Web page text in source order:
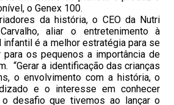
o Genex 100.
da história, o CEO da Nutri
aliar o entretenimento à
infantil é a melhor estratégia para se
os pequenos a importância de
“Gerar a identificação das crianças
o envolvimento com a história, o
e o interesse em conhecer
desafio que tivemos ao lançar o